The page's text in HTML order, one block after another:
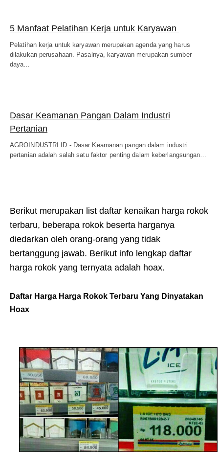
5 Manfaat Pelatihan Kerja untuk Karyawan
Pelatihan kerja untuk karyawan merupakan agenda yang harus
dilakukan perusahaan. Pasalnya, karyawan merupakan sumber
daya…
Dasar Keamanan Pangan Dalam Industri
Pertanian
AGROINDUSTRI.ID - Dasar Keamanan pangan dalam industri
pertanian adalah salah satu faktor penting dalam keberlangsungan…
Berikut merupakan list daftar kenaikan harga rokok
terbaru, beberapa rokok beserta harganya
diedarkan oleh orang-orang yang tidak
bertanggung jawab. Berikut info lengkap daftar
harga rokok yang ternyata adalah hoax.
Daftar Harga Harga Rokok Terbaru Yang Dinyatakan
Hoax